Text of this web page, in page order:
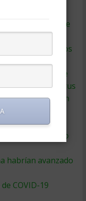
extrema, dice
¿y si probamos
vida de miles de
de coronavirus
será 46%: son
el país
pronostica
prometiendo
habrían avanzado
COVID-19